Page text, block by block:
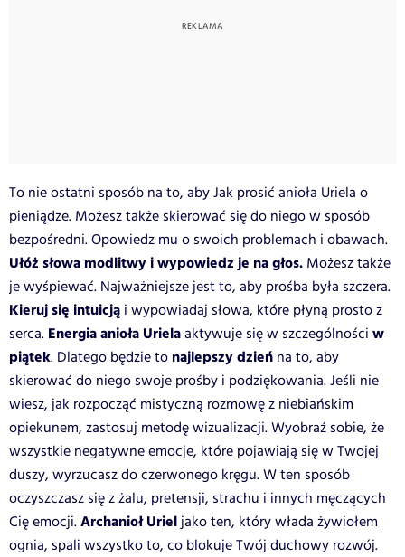
To nie ostatni sposób na to, aby Jak prosić anioła Uriela o
pieniądze. Możesz także skierować się do niego w sposób
bezpośredni. Opowiedz mu o swoich problemach i obawach.
Ułóż słowa modlitwy i wypowiedz je na głos. Możesz także
je wyśpiewać. Najważniejsze jest to, aby prośba była szczera.
Kieruj się intuicją i wypowiadaj słowa, które płyną prosto z
serca. Energia anioła Urielaaktywuje się w szczególności w
piątek. Dlatego będzie to najlepszy dzień na to, aby
skierować do niego swoje prośby i podziękowania. Jeśli nie
wiesz, jak rozpocząć mistyczną rozmowę z niebiańskim
opiekunem, zastosuj metodę wizualizacji. Wyobraź sobie, że
wszystkie negatywne emocje, które pojawiają się w Twojej
duszy, wyrzucasz do czerwonego kręgu. W ten sposób
oczyszczasz się z żalu, pretensji, strachu i innych męczących
Cię emocji.Archanioł Urieljako ten, który włada żywiołem
ognia, spali wszystko to, co blokuje Twój duchowy rozwój.